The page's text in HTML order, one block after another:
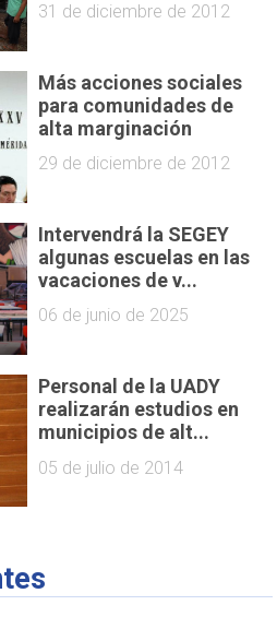
31 de diciembre de 2012
Más acciones sociales
para comunidades de
alta marginación
29 de diciembre de 2012
Intervendrá la SEGEY
algunas escuelas en las
vacaciones de v...
06 de junio de 2025
Personal de la UADY
realizarán estudios en
municipios de alt...
05 de julio de 2014